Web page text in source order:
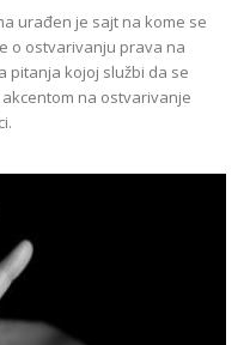
urađen je sajt na kome se
o ostvarivanju prava na
pitanja kojoj službi da se
na ostvarivanje